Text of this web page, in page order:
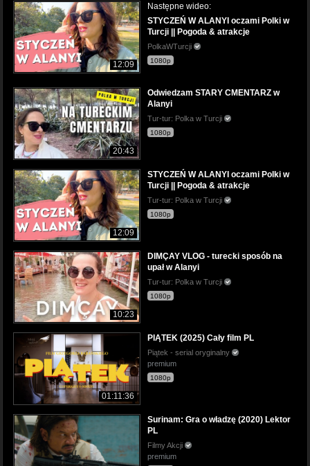
12:09
Następne wideo:
STYCZEŃ W ALANYI oczami Polki w
Turcji || Pogoda & atrakcje
PolkaWTurcji
1080p
20:43
Odwiedzam STARY CMENTARZ w
Alanyi
Tur-tur: Polka w Turcji
1080p
12:09
STYCZEŃ W ALANYI oczami Polki w
Turcji || Pogoda & atrakcje
Tur-tur: Polka w Turcji
1080p
10:23
DIMÇAY VLOG - turecki sposób na
upał w Alanyi
Tur-tur: Polka w Turcji
1080p
01:11:36
PIĄTEK (2025) Cały film PL
Piątek - serial oryginalny
premium
1080p
Surinam: Gra o władzę (2020) Lektor
PL
Filmy Akcji
premium